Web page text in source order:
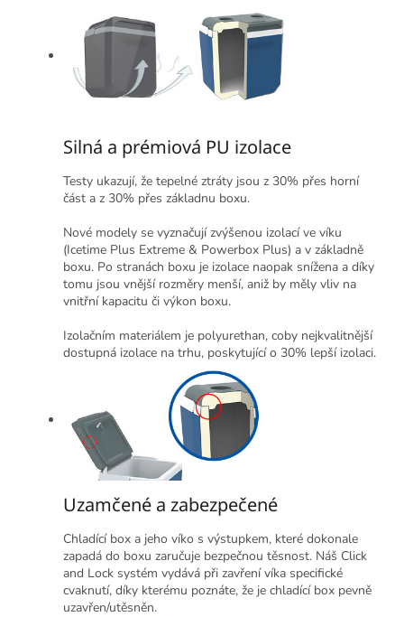
Silná a prémiová PU izolace
Testy ukazují, že tepelné ztráty jsou z 30% přes horní
část a z 30% přes základnu boxu.
Nové modely se vyznačují zvýšenou izolací ve víku
(Icetime Plus Extreme & Powerbox Plus) a v základně
boxu. Po stranách boxu je izolace naopak snížena a díky
tomu jsou vnější rozměry menší, aniž by měly vliv na
vnitřní kapacitu či výkon boxu.
Izolačním materiálem je polyurethan, coby nejkvalitnější
dostupná izolace na trhu, poskytující o 30% lepší izolaci.
Uzamčené a zabezpečené
Chladící box a jeho víko s výstupkem, které dokonale
zapadá do boxu zaručuje bezpečnou těsnost. Náš Click
and Lock systém vydává při zavření víka specifické
cvaknutí, díky kterému poznáte, že je chladící box pevně
uzavřen/utěsněn.